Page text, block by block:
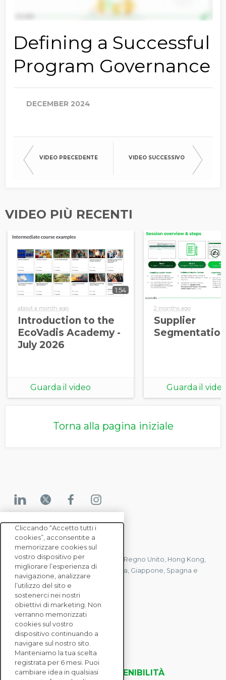
Defining a Successful
Program Governance
DECEMBER 2024
VIDEO PRECEDENTE VIDEO SUCCESSIVO
VIDEO PIÙ RECENTI
1:54
about a month ago
Introduction to the
EcoVadis Academy -
July 2026
Guarda il video
2 months ago
Supplier
Guarda il
Torna alla pagina iniziale
CONTATTACI
Abbiamo uffici in Francia, Stati Uniti, Regno Unito, Hong Kong,
Mauritius, Polonia, Canada, Germania, Giappone, Spagna e
Singapore.
CONTATTACI
SOLUZIONI
ENTERPRISE
VALUTAZIONI DELLA SOSTENIBILITÀ
Cliccando “Accetto tutti i
cookies”, acconsentite a
memorizzare cookies sul
vostro dispositivo per
migliorare l’esperienza di
navigazione, analizzare
l’utilizzo del sito e
sostenerci nei nostri
obiettivi di marketing. Non
verranno memorizzati
cookies sul vostro
dispositivo continuando a
navigare sul nostro sito.
Manteniamo la tua scelta
registrata per 6 mesi. Puoi
cambiare idea in qualsiasi